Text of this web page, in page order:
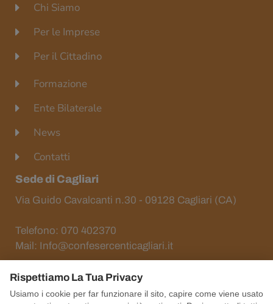
Chi Siamo
Per le Imprese
Per il Cittadino
Formazione
Ente Bilaterale
News
Contatti
Sede di Cagliari
Via Guido Cavalcanti n.30 - 09128 Cagliari (CA)
Telefono: 070 402370
Mail: Info@confesercenticagliari.it
Rispettiamo La Tua Privacy
Usiamo i cookie per far funzionare il sito, capire come viene usato